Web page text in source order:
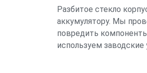
Разбитое стекло
аккумулятору. Мы
повредить
используем заводские